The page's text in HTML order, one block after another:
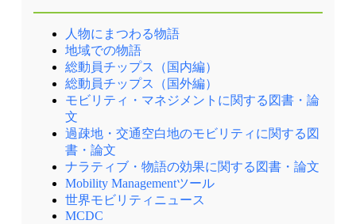
人物にまつわる物語
地域での物語
総動員チップス（国内編）
総動員チップス（国外編）
モビリティ・マネジメントに関する図書・論
文
過疎地・交通空白地のモビリティに関する図
書・論文
ナラティブ・物語の効果に関する図書・論文
Mobility Managementツール
世界モビリティニュース
MCDC